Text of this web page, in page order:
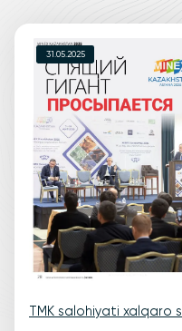
31.05.2025
TMK salohiyati xalqaro